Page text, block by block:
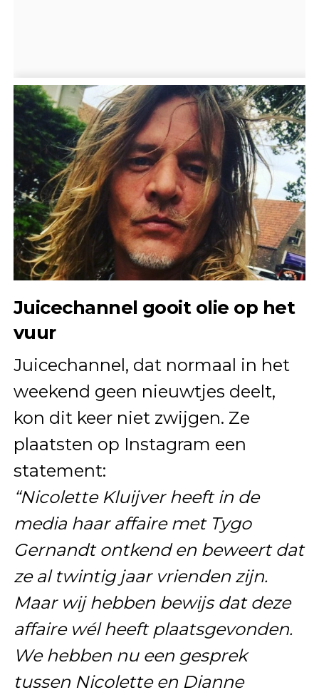
Juicechannel gooit olie op het
vuur
Juicechannel, dat normaal in het
weekend geen nieuwtjes deelt,
kon dit keer niet zwijgen. Ze
plaatsten op Instagram een
statement:
“Nicolette Kluijver heeft in de
media haar affaire met Tygo
Gernandt ontkend en beweert dat
ze al twintig jaar vrienden zijn.
Maar wij hebben bewijs dat deze
affaire wél heeft plaatsgevonden.
We hebben nu een gesprek
tussen Nicolette en Dianne